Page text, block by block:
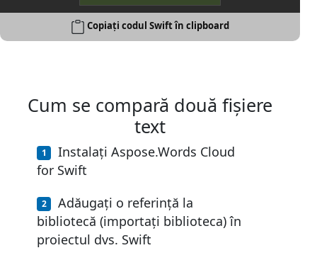
Copiați codul Swift în clipboard
Cum se compară două fișiere
text
Instalați Aspose.Words Cloud
for Swift
Adăugați o referință la
bibliotecă (importați biblioteca) în
proiectul dvs. Swift